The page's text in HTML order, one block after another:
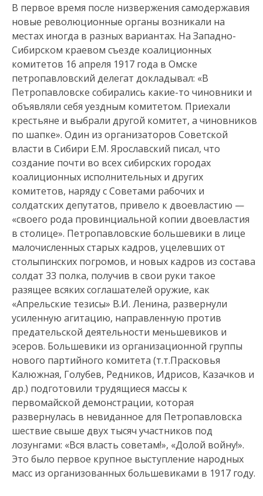
В первое время после низвержения самодержавия
новые революционные органы возникали на
местах иногда в разных вариантах. На Западно-
Сибирском краевом съезде коалиционных
комитетов 16 апреля 1917 года в Омске
петропавловский делегат докладывал: «В
Петропавловске собирались какие-то чиновники и
объявляли себя уездным комитетом. Приехали
крестьяне и выбрали другой комитет, а чиновников
по шапке». Один из организа­торов Советской
власти в Сибири Е.М. Ярославский писал, что
создание почти во всех сибирских городах
коалиционных исполнительных и других
комитетов, наряду с Советами рабочих и
солдатских депутатов, привело к двоевластию —
«своего рода про­винциальной копии двоевластия
в столице». Петропавловские большевики в лице
малочисленных старых кадров, уцелевших от
столыпинских погромов, и новых кадров из состава
солдат 33 полка, получив в свои руки такое
разящее всяких соглашателей оружие, как
«Апрельские тезисы» В.И. Ленина, развернули
усиленную агитацию, направленную против
предатель­ской деятельности меньшевиков и
эсеров. Большевики из органи­зационной группы
нового партийного комитета (т.т.Прасковья
Калюжная, Голубев, Редников, Идрисов, Казачков и
др.) подготовили трудящиеся массы к
первомайской демонстрации, которая
развернулась в невиданное для Петропавловска
шествие свыше двух тысяч участников под
лозунгами: «Вся власть советам!», «Долой войну!».
Это было первое крупное выступление народных
масс из организованных большевиками в 1917 году.